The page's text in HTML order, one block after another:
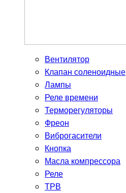
Вентилятор
Клапан соленоидные
Лампы
Реле времени
Терморегуляторы
Фреон
Виброгасители
Кнопка
Масла компрессора
Реле
ТРВ